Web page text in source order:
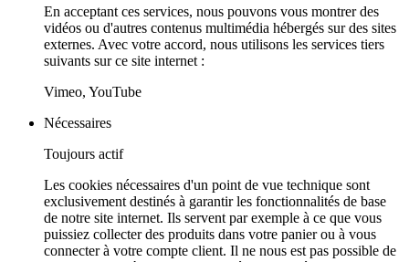
En acceptant ces services, nous pouvons vous montrer des
vidéos ou d'autres contenus multimédia hébergés sur des sites
externes. Avec votre accord, nous utilisons les services tiers
suivants sur ce site internet :
Vimeo, YouTube
Nécessaires
Toujours actif
Les cookies nécessaires d'un point de vue technique sont
exclusivement destinés à garantir les fonctionnalités de base
de notre site internet. Ils servent par exemple à ce que vous
puissiez collecter des produits dans votre panier ou à vous
connecter à votre compte client. Il ne nous est pas possible de